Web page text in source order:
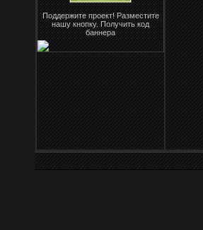
Поддержите проект! Разместите
нашу кнопку. Получить код
баннера